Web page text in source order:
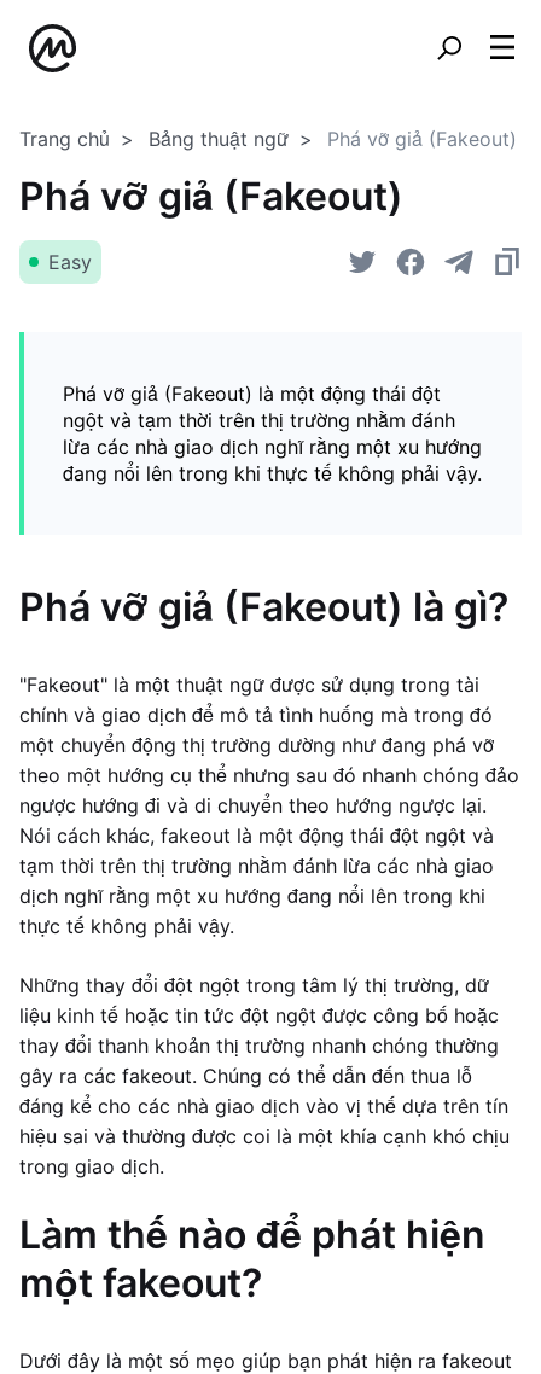
Trang chủ Bảng thuật ngữ Phá vỡ giả (Fakeout)
Phá vỡ giả (Fakeout)
Easy
Phá vỡ giả (Fakeout) là một động thái đột
ngột và tạm thời trên thị trường nhằm đánh
lừa các nhà giao dịch nghĩ rằng một xu hướng
đang nổi lên trong khi thực tế không phải vậy.
Phá vỡ giả (Fakeout) là gì?
"Fakeout" là một thuật ngữ được sử dụng trong tài
chính và giao dịch để mô tả tình huống mà trong đó
một chuyển động thị trường dường như đang phá vỡ
theo một hướng cụ thể nhưng sau đó nhanh chóng đảo
ngược hướng đi và di chuyển theo hướng ngược lại.
Nói cách khác, fakeout là một động thái đột ngột và
tạm thời trên thị trường nhằm đánh lừa các nhà giao
dịch nghĩ rằng một xu hướng đang nổi lên trong khi
thực tế không phải vậy.
Những thay đổi đột ngột trong tâm lý thị trường, dữ
liệu kinh tế hoặc tin tức đột ngột được công bố hoặc
thay đổi thanh khoản thị trường nhanh chóng thường
gây ra các fakeout. Chúng có thể dẫn đến thua lỗ
đáng kể cho các nhà giao dịch vào vị thế dựa trên tín
hiệu sai và thường được coi là một khía cạnh khó chịu
trong giao dịch.
Làm thế nào để phát hiện
một fakeout?
Dưới đây là một số mẹo giúp bạn phát hiện ra fakeout